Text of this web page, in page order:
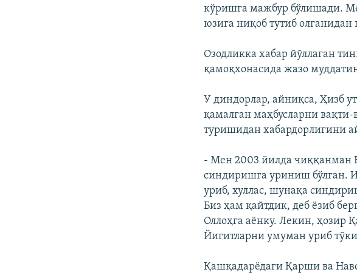
кўришга мажбур бўлишади.
юзига ниқоб тутиб
Озодликка хабар йўллаган
қамоқхонасида жазо
У диндорлар, айниқса, Ҳизб
қамалган маҳбусларни
туришидан хабардорлигини
- Мен 2003 йилда чиққанман
синдиришга уриниш бўлган.
уриб, хуллас, шунақа
Биз ҳам қайтдик, деб ёзиб
Оллоҳга аёнку. Лекин, ҳозир
Йигитларни умуман уриб
Қашқадарёдаги Қарши ва